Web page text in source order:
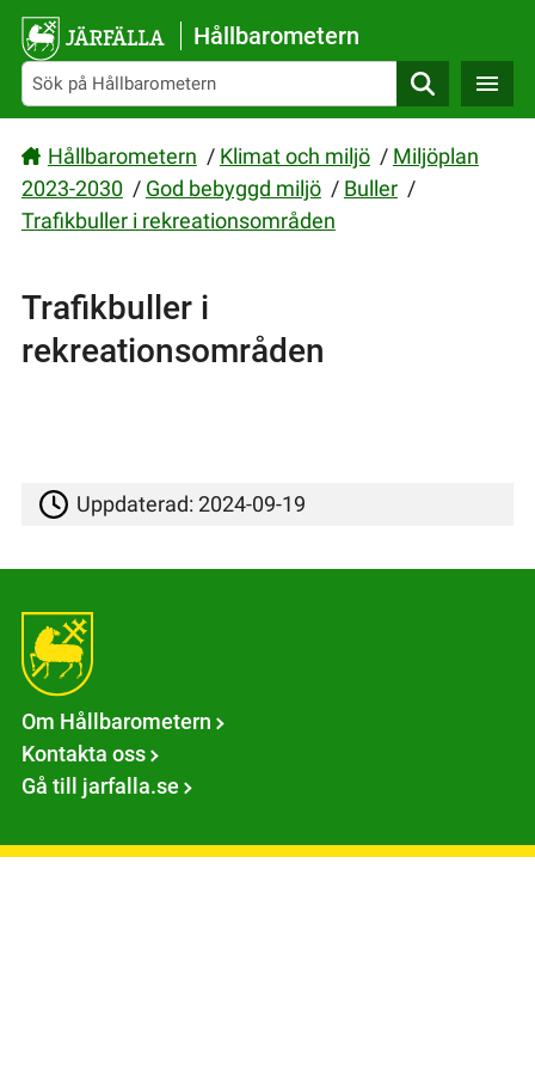
Gå direkt till sidans innehåll
Hållbarometern
Sök
Hållbarometern / Klimat och miljö / Miljöplan
2023-2030 / God bebyggd miljö / Buller /
Trafikbuller i rekreationsområden
Trafikbuller i
rekreationsområden
Uppdaterad:2024-09-19
Om Hållbarometern
Kontakta oss
Gå till jarfalla.se